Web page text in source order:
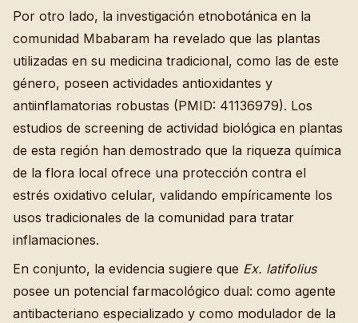
Por otro lado, la investigación etnobotánica en la
comunidad Mbabaram ha revelado que las plantas
utilizadas en su medicina tradicional, como las de este
género, poseen actividades antioxidantes y
antiinflamatorias robustas (PMID: 41136979). Los
estudios de screening de actividad biológica en plantas
de esta región han demostrado que la riqueza química
de la flora local ofrece una protección contra el
estrés oxidativo celular, validando empíricamente los
usos tradicionales de la comunidad para tratar
inflamaciones.
En conjunto, la evidencia sugiere que Ex. latifolius
posee un potencial farmacológico dual: como agente
antibacteriano especializado y como modulador de la